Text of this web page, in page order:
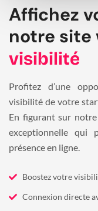
Affichez
notre site
visibilité
Profitez d’une
visibilité de votre
En figurant sur notre
exceptionnelle qui
présence en ligne.
Boostez votre
Connexion directe